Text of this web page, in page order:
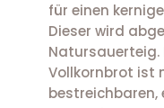
für einen
Dieser wird
Vollkornbrot ist
bestreichbaren,